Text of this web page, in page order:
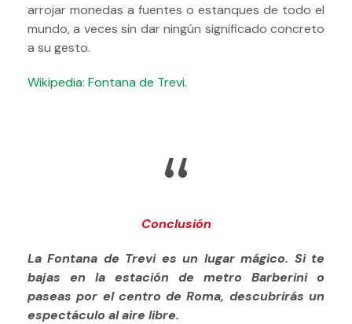
arrojar monedas a fuentes o estanques de todo el
mundo, a veces sin dar ningún significado concreto
a su gesto.
Wikipedia: Fontana de Trevi.
“
Conclusión
La Fontana de Trevi es un lugar mágico. Si te
bajas en la estación de metro Barberini o
paseas por el centro de Roma, descubrirás un
espectáculo al aire libre.